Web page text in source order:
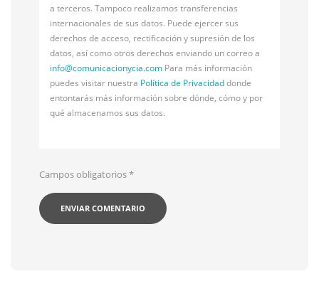
a terceros. Tampoco realizamos transferencias
internacionales de sus datos. Puede ejercer sus
derechos de acceso, rectificación y supresión de los
datos, así como otros derechos enviando un correo a
info@comunicacionycia.com Para más información
puedes visitar nuestra Política de Privacidaddonde
entontarás más información sobre dónde, cómo y por
qué almacenamos sus datos.
Campos obligatorios*